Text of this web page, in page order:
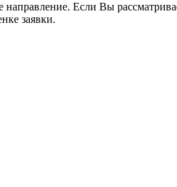
направление. Если Вы
заявки.